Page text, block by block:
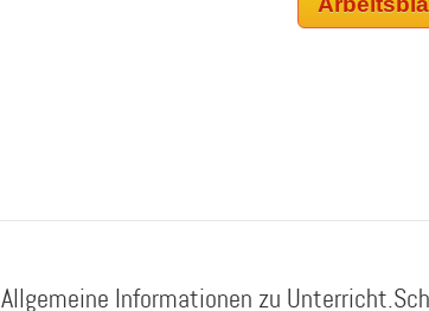
Allgemeine Informationen zu